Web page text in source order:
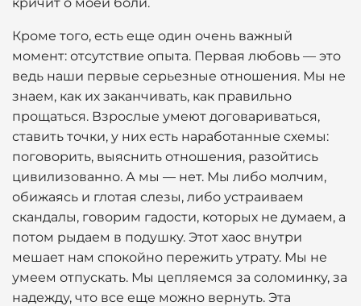
Кроме того, есть еще один очень важный
момент: отсутствие опыта. Первая любовь — это
ведь наши первые серьезные отношения. Мы не
знаем, как их заканчивать, как правильно
прощаться. Взрослые умеют договариваться,
ставить точки, у них есть наработанные схемы:
поговорить, выяснить отношения, разойтись
цивилизованно. А мы — нет. Мы либо молчим,
обижаясь и глотая слезы, либо устраиваем
скандалы, говорим гадости, которых не думаем, а
потом рыдаем в подушку. Этот хаос внутри
мешает нам спокойно пережить утрату. Мы не
умеем отпускать. Мы цепляемся за соломинку, за
надежду, что все еще можно вернуть. Эта